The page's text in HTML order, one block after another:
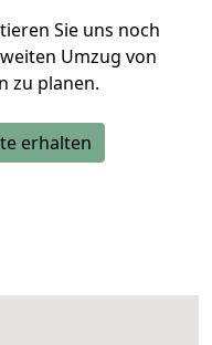
Sie uns noch
Umzug von
zu planen.
erhalten